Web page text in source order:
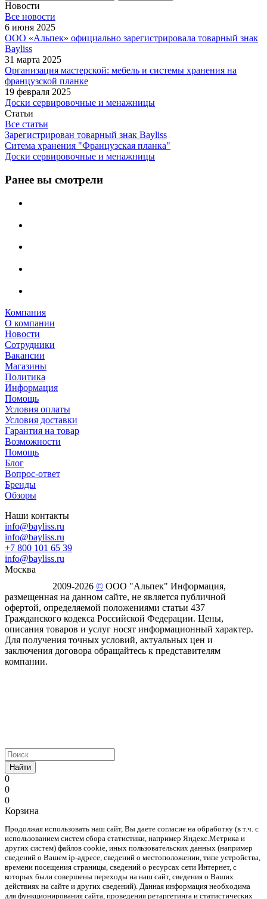
Новости
Все новости
6 июня 2025
ООО «Альпек» официально зарегистрировала товарный знак
Bayliss
31 марта 2025
Организация мастерской: мебель и системы хранения на
французской планке
19 февраля 2025
Доски сервировочные и менажницы
Статьи
Все статьи
Зарегистрирован товарный знак Bayliss
Ситема хранения "Французская планка"
Доски сервировочные и менажницы
Ранее вы смотрели
Компания
О компании
Новости
Сотрудники
Вакансии
Магазины
Политика
Информация
Помощь
Условия оплаты
Условия доставки
Гарантия на товар
Возможности
Помощь
Блог
Вопрос-ответ
Бренды
Обзоры
Наши контакты
info@bayliss.ru
info@bayliss.ru
+7 800 101 65 39
info@bayliss.ru
Москва
2009-2026 © ООО "Альпек" Информация,
размещенная на данном сайте, не является публичной
офертой, определяемой положениями статьи 437
Гражданского кодекса Российской Федерации. Цены,
описания товаров и услуг носят информационный характер.
Для получения точных условий, актуальных цен и
заключения договора обращайтесь к представителям
компании.
Найти
0
0
0
Корзина
Продолжая использовать наш cайт, Вы даете согласие на обработку (в т.ч. с
использованием систем сбора статистики, например Яндекс.Метрика и
других систем) файлов cookie, иных пользовательских данных (например
сведений о Вашем ip-адресе, сведений о местоположении, типе устройства,
времени посещения страницы, сведений о ресурсах сети Интернет, с
которых были совершены переходы на наш сайт, сведения о Ваших
действиях на сайте и других сведений). Данная информация необходима
для функционирования сайта, проведения ретаргетинга и статистических